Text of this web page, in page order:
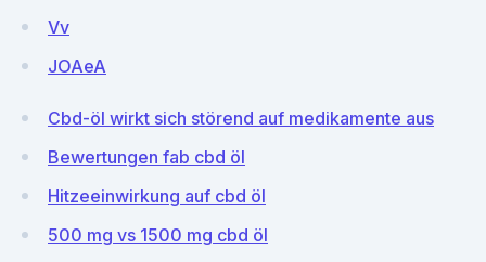
Vv
JOAeA
Cbd-öl wirkt sich störend auf medikamente aus
Bewertungen fab cbd öl
Hitzeeinwirkung auf cbd öl
500 mg vs 1500 mg cbd öl